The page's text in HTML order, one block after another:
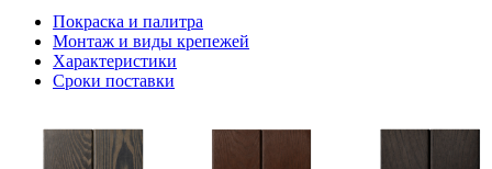
Покраска и палитра
Монтаж и виды крепежей
Характеристики
Сроки поставки